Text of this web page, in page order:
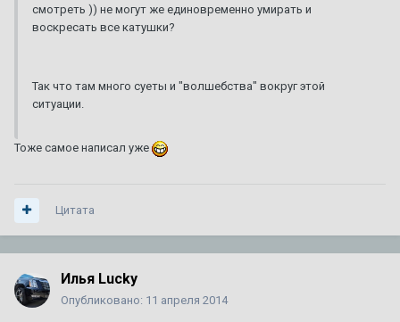
смотреть )) не могут же единовременно умирать и
воскресать все катушки?
Так что там много суеты и "волшебства" вокруг этой
ситуации.
Тоже самое написал уже
Цитата
Илья Lucky
Опубликовано: 11 апреля 2014